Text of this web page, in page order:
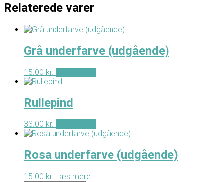
Relaterede varer
Grå underfarve (udgående)
15.00 kr.
Rullepind
33.00 kr.
Rosa underfarve (udgående)
15.00 kr. Læs mere